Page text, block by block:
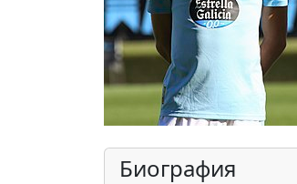
Биография